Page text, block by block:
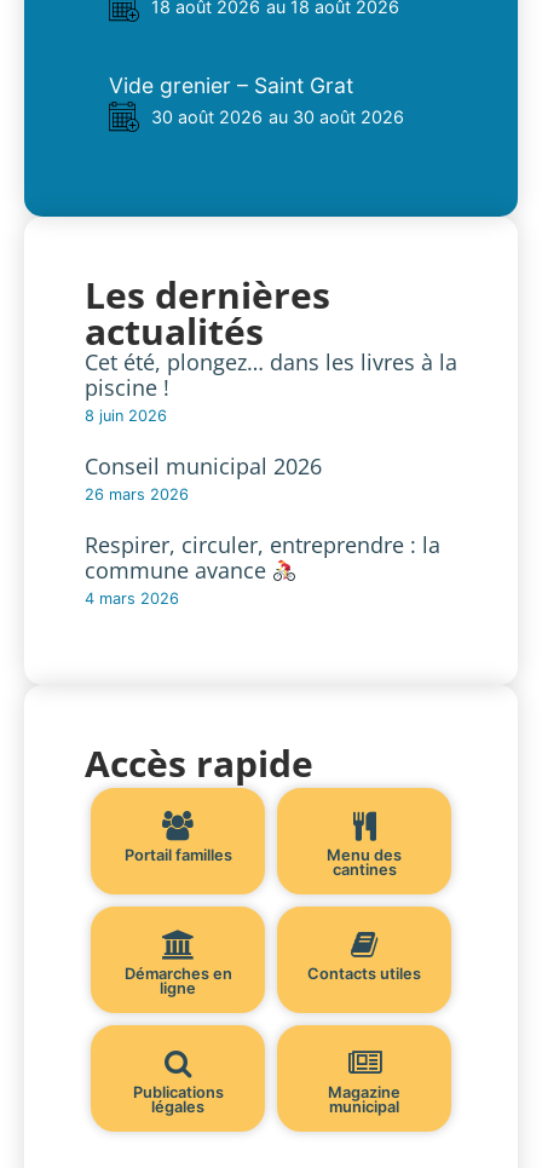
18 août 2026 au 18 août 2026
Vide grenier – Saint Grat
30 août 2026 au 30 août 2026
Les dernières
actualités
Cet été, plongez… dans les livres à la
piscine !
8 juin 2026
Conseil municipal 2026
26 mars 2026
Respirer, circuler, entreprendre : la
commune avance
4 mars 2026
Accès rapide
Portail familles
Menu des
cantines
Démarches en
ligne
Contacts utiles
Publications
légales
Magazine
municipal